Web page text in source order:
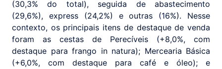
(30,3% do total), seguida de abastecimento
(29,6%), express (24,2%) e outras (16%). Nesse
contexto, os principais itens de destaque de venda
foram as cestas de Perecíveis (+8,0%, com
destaque para frango in natura); Mercearia Básica
(+6,0%, com destaque para café e óleo); e